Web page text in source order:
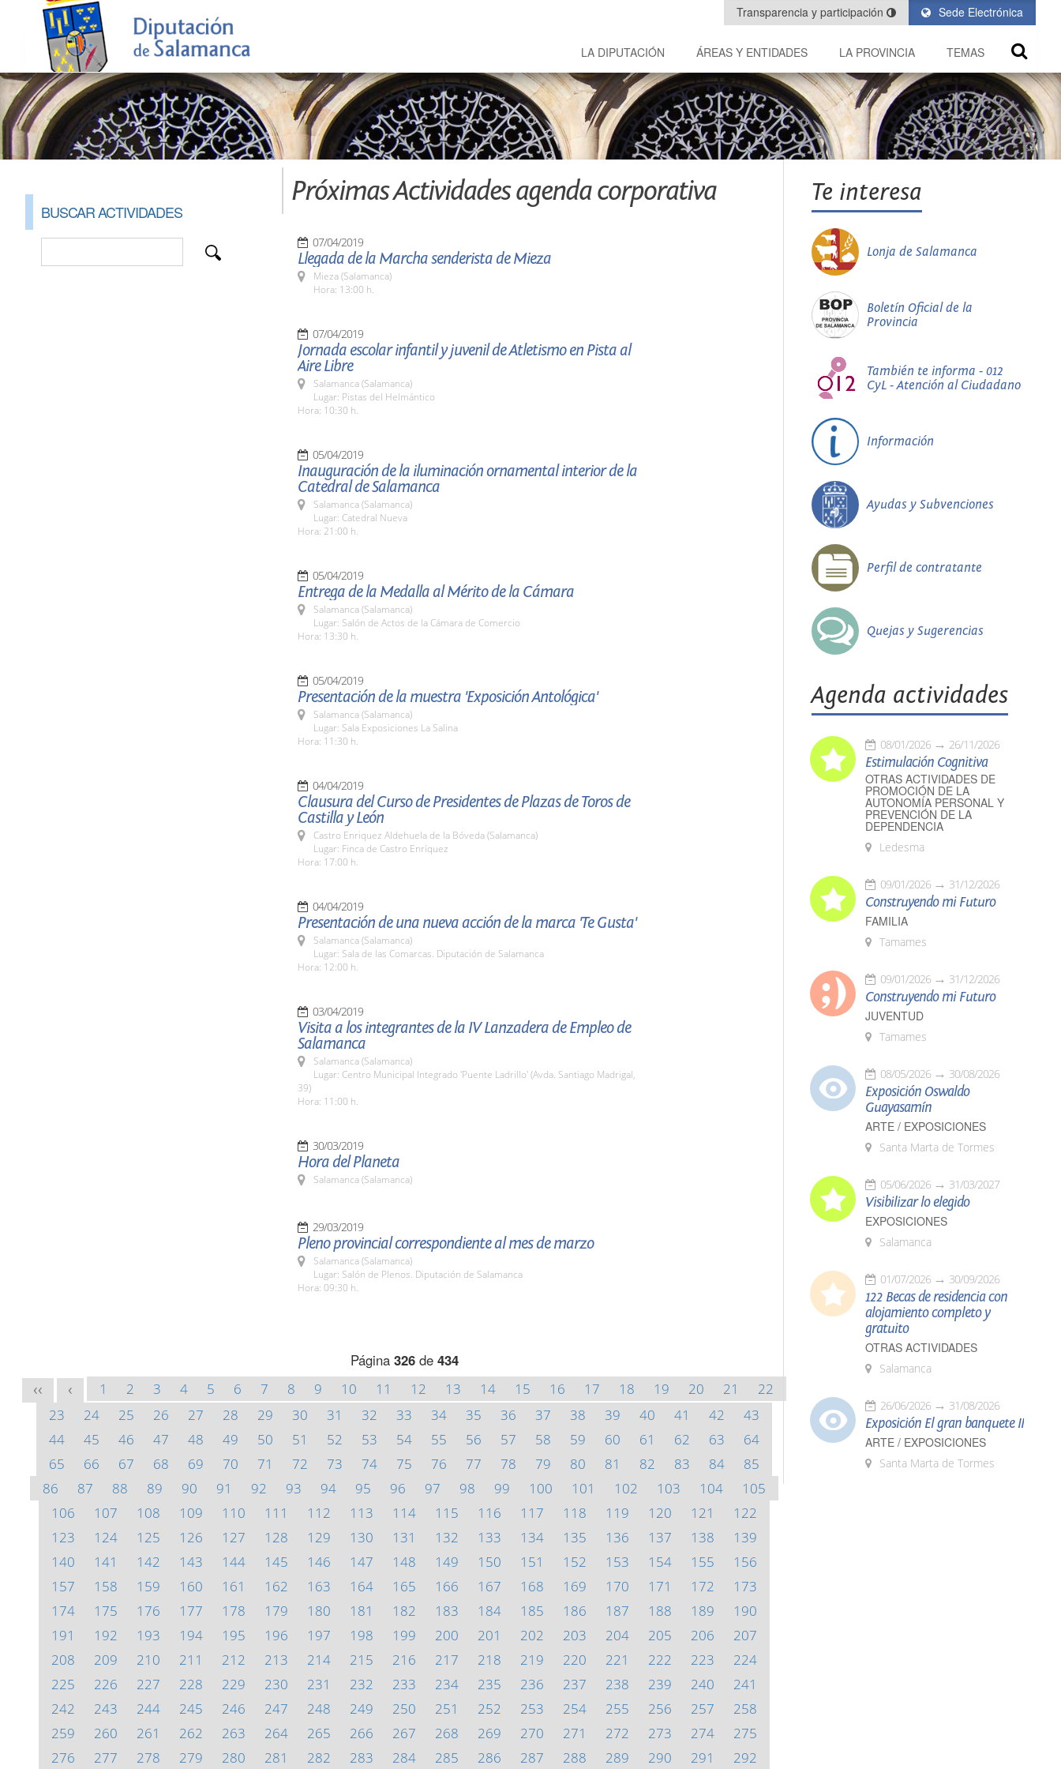
Sede Electrónica
Transparencia y participación
LA DIPUTACIÓN ÁREAS Y ENTIDADES LA PROVINCIA TEMAS
BUSCAR ACTIVIDADES
Próximas Actividades agenda corporativa
07/04/2019
Llegada de la Marcha senderista de Mieza
Mieza (Salamanca)
Hora: 13:00 h.
07/04/2019
Jornada escolar infantil y juvenil de Atletismo en Pista al
Aire Libre
Salamanca (Salamanca)
Lugar: Pistas del Helmántico
Hora: 10:30 h.
05/04/2019
Inauguración de la iluminación ornamental interior de la
Catedral de Salamanca
Salamanca (Salamanca)
Lugar: Catedral Nueva
Hora: 21:00 h.
05/04/2019
Entrega de la Medalla al Mérito de la Cámara
Salamanca (Salamanca)
Lugar: Salón de Actos de la Cámara de Comercio
Hora: 13:30 h.
05/04/2019
Presentación de la muestra 'Exposición Antológica'
Salamanca (Salamanca)
Lugar: Sala Exposiciones La Salina
Hora: 11:30 h.
04/04/2019
Clausura del Curso de Presidentes de Plazas de Toros de
Castilla y León
Castro Enriquez Aldehuela de la Bóveda (Salamanca)
Lugar: Finca de Castro Enríquez
Hora: 17:00 h.
04/04/2019
Presentación de una nueva acción de la marca 'Te Gusta'
Salamanca (Salamanca)
Lugar: Sala de las Comarcas. Diputación de Salamanca
Hora: 12:00 h.
03/04/2019
Visita a los integrantes de la IV Lanzadera de Empleo de
Salamanca
Salamanca (Salamanca)
Lugar: Centro Municipal Integrado 'Puente Ladrillo' (Avda. Santiago Madrigal,
39)
Hora: 11:00 h.
30/03/2019
Hora del Planeta
Salamanca (Salamanca)
29/03/2019
Pleno provincial correspondiente al mes de marzo
Salamanca (Salamanca)
Lugar: Salón de Plenos. Diputación de Salamanca
Hora: 09:30 h.
Página 326de 434
<< < 1 2 3 4 5 6 7 8 9 10 11 12 13 14 15 16 17 18 19 20 21
22
23
24 25 26 27 28 29 30 31 32 33 34 35 36 37 38 39 40 41 42
43
44
45 46 47 48 49 50 51 52 53 54 55 56 57 58 59 60 61 62 63
64
65
66 67 68 69 70 71 72 73 74 75 76 77 78 79 80 81 82 83 84
85
86
87 88 89 90 91 92 93 94 95 96 97 98 99 100 101 102 103 104
105
106
107 108 109 110 111 112 113 114 115 116 117 118 119 120 121
122
123
124 125 126 127 128 129 130 131 132 133 134 135 136 137 138
139
140
141 142 143 144 145 146 147 148 149 150 151 152 153 154 155
156
157
158 159 160 161 162 163 164 165 166 167 168 169 170 171 172
173
174
175 176 177 178 179 180 181 182 183 184 185 186 187 188 189
190
191
192 193 194 195 196 197 198 199 200 201 202 203 204 205 206
207
208
209 210 211 212 213 214 215 216 217 218 219 220 221 222 223
224
225
226 227 228 229 230 231 232 233 234 235 236 237 238 239 240
241
242
243 244 245 246 247 248 249 250 251 252 253 254 255 256 257
258
259
260 261 262 263 264 265 266 267 268 269 270 271 272 273 274
275
276
277 278 279 280 281 282 283 284 285 286 287 288 289 290 291 292
Te interesa
Lonja de Salamanca
Boletín Oficial de la
Provincia
También te informa - 012
CyL - Atención al Ciudadano
Información
Ayudas y Subvenciones
Perfil de contratante
Quejas y Sugerencias
Agenda actividades
08/01/2026 26/11/2026
Estimulación Cognitiva
OTRAS ACTIVIDADES DE
PROMOCIÓN DE LA
AUTONOMÍA PERSONAL Y
PREVENCIÓN DE LA
DEPENDENCIA
Ledesma
09/01/2026 31/12/2026
Construyendo mi Futuro
FAMILIA
Tamames
09/01/2026 31/12/2026
Construyendo mi Futuro
JUVENTUD
Tamames
08/05/2026 30/08/2026
Exposición Oswaldo
Guayasamín
ARTE / EXPOSICIONES
Santa Marta de Tormes
05/06/2026 31/03/2027
Visibilizar lo elegido
EXPOSICIONES
Salamanca
01/07/2026 30/09/2026
122 Becas de residencia con
alojamiento completo y
gratuito
OTRAS ACTIVIDADES
Salamanca
26/06/2026 31/08/2026
Exposición El gran banquete II
ARTE / EXPOSICIONES
Santa Marta de Tormes